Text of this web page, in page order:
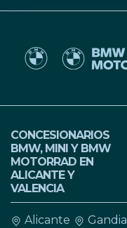
CONCESIONARIOS
BMW, MINI Y BMW
MOTORRAD EN
ALICANTE Y
VALENCIA
Alicante
Gandia